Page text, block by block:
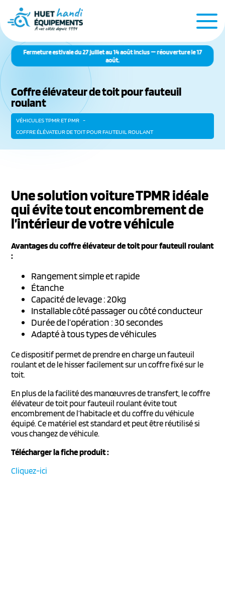
Fermeture estivale du 27 juillet au 14 août inclus — réouverture le 17
août.
Coffre élévateur de toit pour fauteuil
roulant
VÉHICULES TPMR ET PMR
COFFRE ÉLÉVATEUR DE TOIT POUR FAUTEUIL ROULANT
Une solution voiture TPMR idéale
qui évite tout encombrement de
l’intérieur de votre véhicule
Avantages du coffre élévateur de toit pour fauteuil roulant
:
Rangement simple et rapide
Étanche
Capacité de levage : 20kg
Installable côté passager ou côté conducteur
Durée de l’opération : 30 secondes
Adapté à tous types de véhicules
Ce dispositif permet de prendre en charge un fauteuil
roulant et de le hisser facilement sur un coffre fixé sur le
toit.
En plus de la facilité des manœuvres de transfert, le coffre
élévateur de toit pour fauteuil roulant évite tout
encombrement de l’habitacle et du coffre du véhicule
équipé. Ce matériel est standard et peut être réutilisé si
vous changez de véhicule.
Télécharger la fiche produit :
Cliquez-ici